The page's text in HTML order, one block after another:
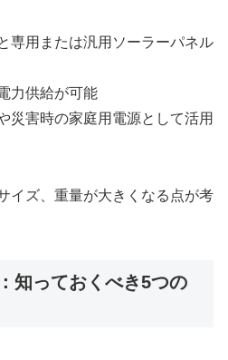
専用または汎用ソーラーパネル
力供給が可能
災害時の家庭用電源として活用
イズ、重量が大きくなる点が考
知っておくべき5つの